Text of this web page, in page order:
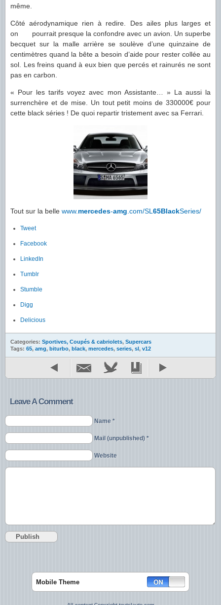
même.
Côté aérodynamique rien à redire. Des ailes plus larges et
on pourrait presque la confondre avec un avion. Un superbe
becquet sur la malle arrière se soulève d’une quinzaine de
centimètres quand la bête a besoin d’aide pour rester collée au
sol. Les freins quand à eux bien que percés et rainurés ne sont
pas en carbon.
« Pour les tarifs voyez avec mon Assistante… » La aussi la
surrenchère et de mise. Un tout petit moins de 330000€ pour
cette black séries ! De quoi repartir tristement avec sa Ferrari.
Tout sur la belle www. mercedes-amg .com/SL 65BlackSeries/
Tweet
Facebook
LinkedIn
Tumblr
Stumble
Digg
Delicious
Categories: Sportives, Coupés & cabriolets, Supercars
Tags: 65, amg, biturbo, black, mercedes, series, sl, v12
Leave A Comment
Name *
Mail (unpublished) *
Website
Mobile Theme